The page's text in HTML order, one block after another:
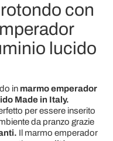
con
lucido
inmarmo emperador
Made in Italy.
per essere inserito
da pranzo grazie
Il marmo emperador